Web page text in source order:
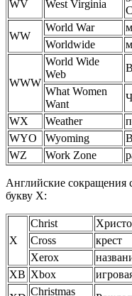
WV West Virginia
WW
World War
Worldwide
WWW
World Wide
Web
What Women
Want
WX
Weather
WYO
Wyoming
WZ
Work Zone
Английские сокращения
букву X:
X
Christ
Cross
крест
Xerox
XB Xbox
Christmas